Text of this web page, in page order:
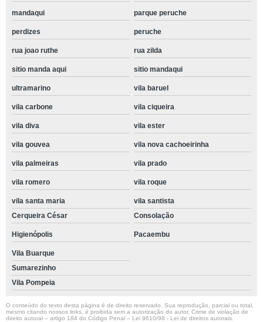
mandaqui parque peruche
perdizes peruche
rua joao ruthe rua zilda
sitio manda aqui sitio mandaqui
ultramarino vila baruel
vila carbone vila ciqueira
vila diva vila ester
vila gouvea vila nova cachoeirinha
vila palmeiras vila prado
vila romero vila roque
vila santa maria
vila santista
Cerqueira César
Consolação
Higienópolis Pacaembu
Vila Buarque
Sumarezinho
Vila Pompeia
O conteúdo do texto desta página é de direito reservado. Sua reprodução, parcial ou total,
mesmo citando nossos links, é proibida sem a autorização do autor. Crime de violação de
direito autoral – artigo 184 do Código Penal – Lei 9610/98 - Lei de direitos autorais